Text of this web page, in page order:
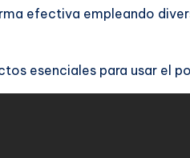
efectiva empleando
esenciales para usar el